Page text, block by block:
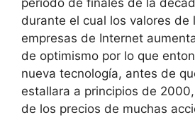
período de finales de la
durante el cual los valores de
empresas de Internet
de optimismo por lo que
nueva tecnología, antes de
estallara a principios de
de los precios de muchas